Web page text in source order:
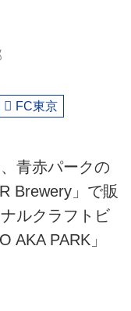
FC東京
青赤パークの
Brewery」で販
ルクラフトビ
AKA PARK」